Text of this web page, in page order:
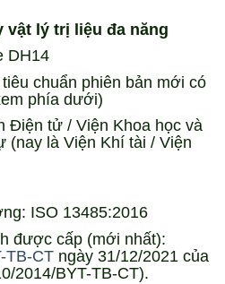
vật lý trị liệu đa năng
DH14
chuẩn phiên bản mới có
phía dưới)
Điện tử / Viện Khoa học và
(nay là Viện Khí tài / Viện
ISO 13485:2016
được cấp (mới nhất):
TB-CTngày 31/12/2021 của
2014/BYT-TB-CT).